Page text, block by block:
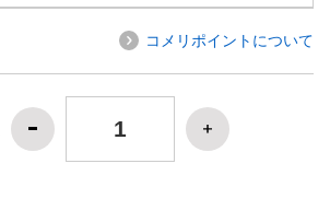
コメリポイントについて